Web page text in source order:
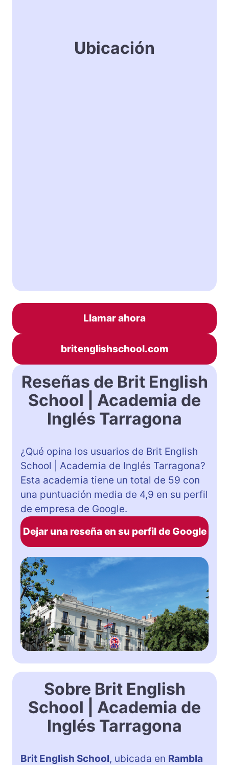
Ubicación
Llamar ahora
britenglishschool.com
Reseñas de Brit English
School | Academia de
Inglés Tarragona
¿Qué opina los usuarios de Brit English
School | Academia de Inglés Tarragona?
Esta academia tiene un total de 59 con
una puntuación media de 4,9 en su perfil
de empresa de Google.
Dejar una reseña en su perfil de Google
Sobre Brit English
School | Academia de
Inglés Tarragona
Brit English School, ubicada en Rambla